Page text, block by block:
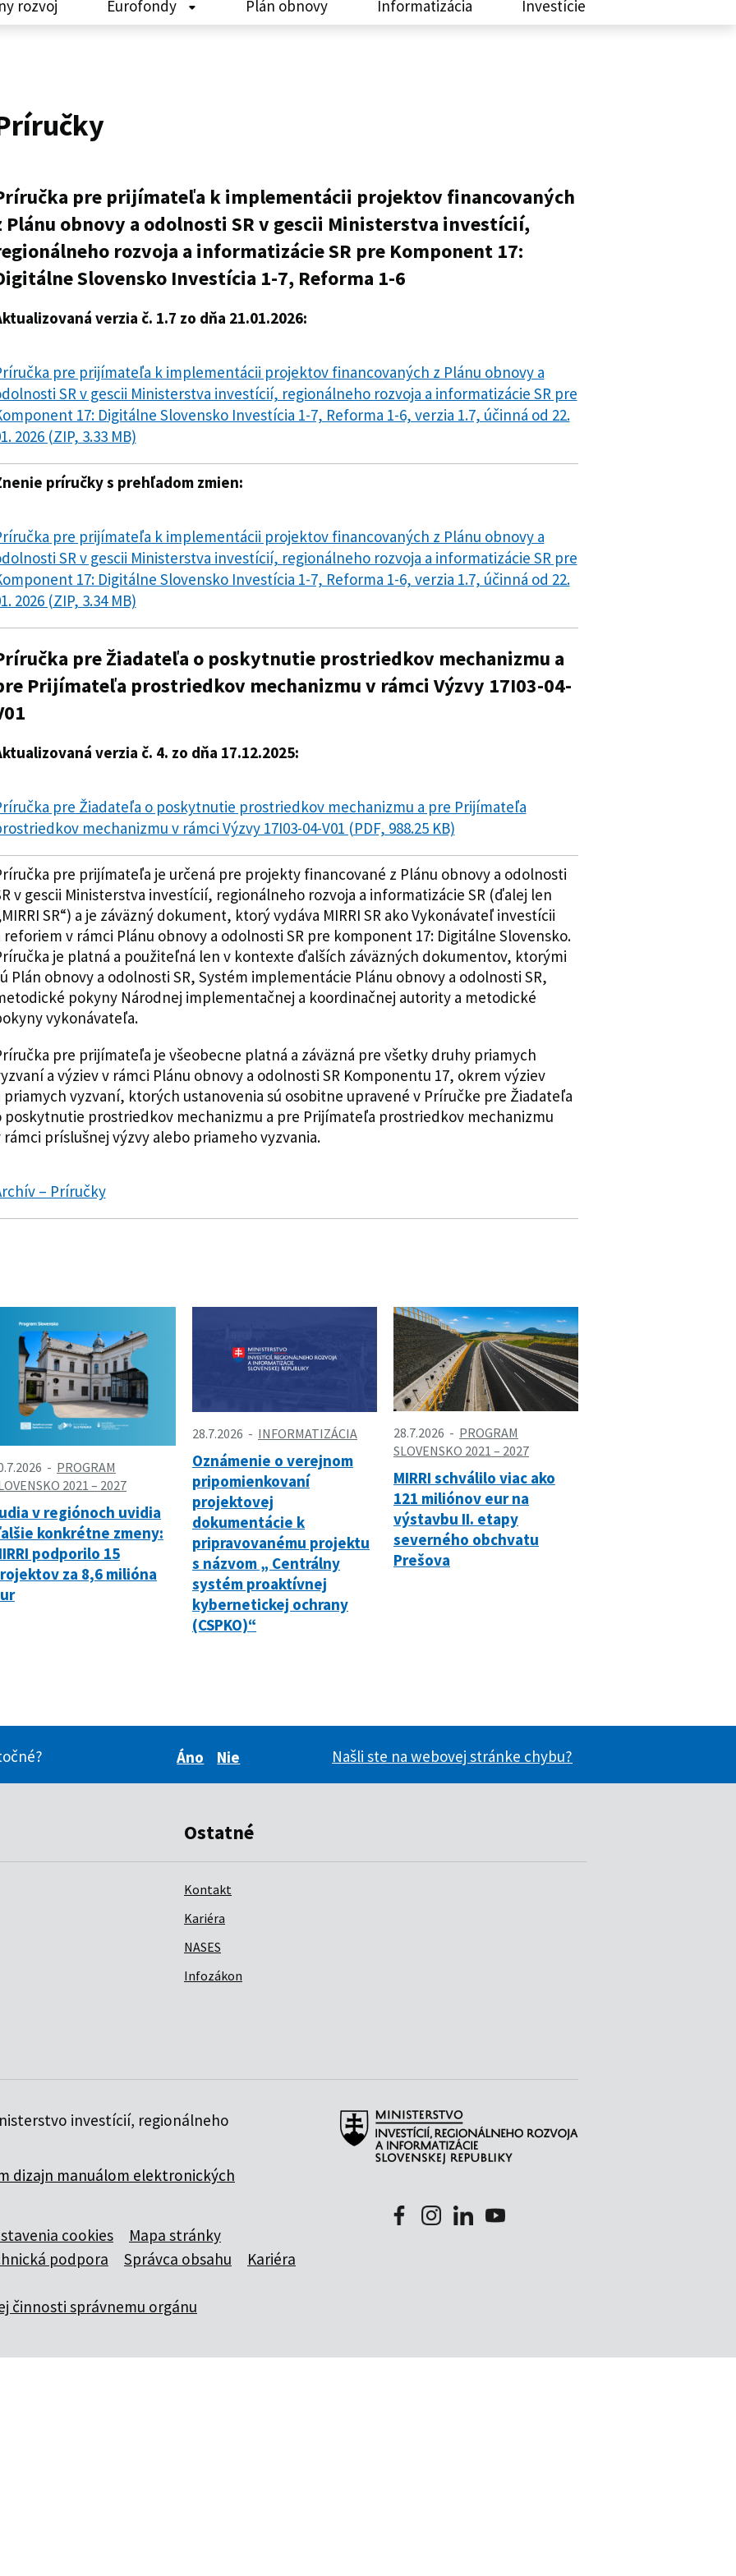
rozvoj Eurofondy Plán obnovy Informatizácia Investície
pre prijímateľa k implementácii projektov financovaných
Plánu obnovy a odolnosti SR v gescii Ministerstva investícií,
rozvoja a informatizácie SR pre Komponent 17:
Slovensko Investícia 1-7, Reforma 1-6
verzia č. 1.7 zo dňa 21.01.2026:
pre prijímateľa k implementácii projektov financovaných z Plánu obnovy a
SR v gescii Ministerstva investícií, regionálneho rozvoja a informatizácie SR pre
17: Digitálne Slovensko Investícia 1-7, Reforma 1-6, verzia 1.7, účinná od 22.
2026 (ZIP, 3.33 MB)
príručky s prehľadom zmien:
pre prijímateľa k implementácii projektov financovaných z Plánu obnovy a
SR v gescii Ministerstva investícií, regionálneho rozvoja a informatizácie SR pre
17: Digitálne Slovensko Investícia 1-7, Reforma 1-6, verzia 1.7, účinná od 22.
2026 (ZIP, 3.34 MB)
pre Žiadateľa o poskytnutie prostriedkov mechanizmu a
Prijímateľa prostriedkov mechanizmu v rámci Výzvy 17I03-04-
verzia č. 4. zo dňa 17.12.2025:
pre Žiadateľa o poskytnutie prostriedkov mechanizmu a pre Prijímateľa
mechanizmu v rámci Výzvy 17I03-04-V01 (PDF, 988.25 KB)
pre prijímateľa je určená pre projekty financované z Plánu obnovy a odolnosti
v gescii Ministerstva investícií, regionálneho rozvoja a informatizácie SR (ďalej len
SR“) a je záväzný dokument, ktorý vydáva MIRRI SR ako Vykonávateľ investícii
reforiem v rámci Plánu obnovy a odolnosti SR pre komponent 17: Digitálne Slovensko.
je platná a použiteľná len v kontexte ďalších záväzných dokumentov, ktorými
Plán obnovy a odolnosti SR, Systém implementácie Plánu obnovy a odolnosti SR,
pokyny Národnej implementačnej a koordinačnej autority a metodické
vykonávateľa.
pre prijímateľa je všeobecne platná a záväzná pre všetky druhy priamych
a výziev v rámci Plánu obnovy a odolnosti SR Komponentu 17, okrem výziev
priamych vyzvaní, ktorých ustanovenia sú osobitne upravené v Príručke pre Žiadateľa
poskytnutie prostriedkov mechanizmu a pre Prijímateľa prostriedkov mechanizmu
rámci príslušnej výzvy alebo priameho vyzvania.
– Príručky
PROGRAM
2021 – 2027
v regiónoch uvidia
konkrétne zmeny:
podporilo 15
za 8,6 milióna
28.7.2026 INFORMATIZÁCIA
Oznámenie o verejnom
pripomienkovaní
projektovej
dokumentácie k
pripravovanému projektu
s názvom „ Centrálny
systém proaktívnej
kybernetickej ochrany
(CSPKO)“
28.7.2026
PROGRAM
SLOVENSKO 2021 – 2027
MIRRI schválilo viac ako
121 miliónov eur na
výstavbu II. etapy
severného obchvatu
Prešova
Áno
Nie
Našli ste na webovej stránke chybu?
Ostatné
Kontakt
Kariéra
NASES
Infozákon
investícií, regionálneho
dizajn manuálom elektronických
cookies
Mapa stránky
podpora Správca obsahu
Kariéra
činnosti správnemu orgánu